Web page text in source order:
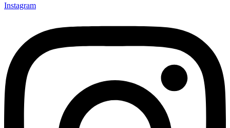
Instagram